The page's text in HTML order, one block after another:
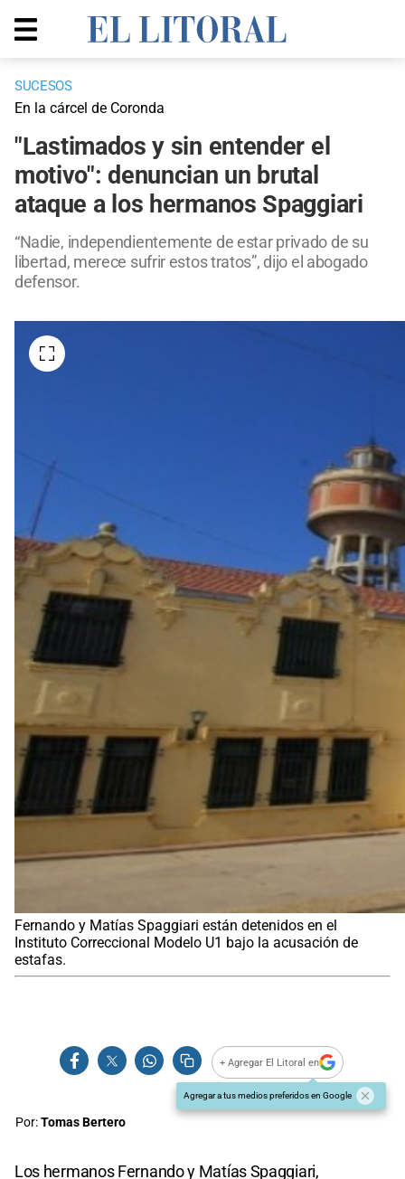
SUCESOS
En la cárcel de Coronda
"Lastimados y sin entender el
motivo": denuncian un brutal
ataque a los hermanos Spaggiari
“Nadie, independientemente de estar privado de su
libertad, merece sufrir estos tratos”, dijo el abogado
defensor.
Fernando y Matías Spaggiari están detenidos en el
Instituto Correccional Modelo U1 bajo la acusación de
estafas.
+ Agregar El Litoral en
Agregar a tus medios preferidos en Google
Por:Tomas Bertero
Los hermanos Fernando y Matías Spaggiari,